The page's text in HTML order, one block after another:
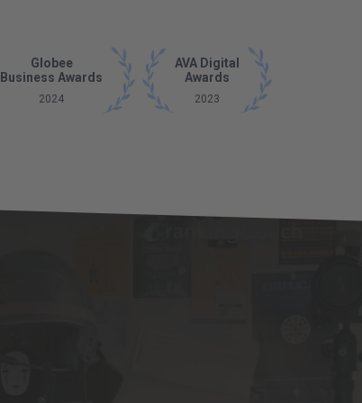
Globee
Business Awards
2024
AVA Digital
Awards
2023